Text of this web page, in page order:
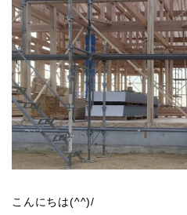
こんにちは(^^)/